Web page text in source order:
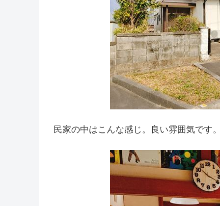
民家の中はこんな感じ。良い雰囲気です